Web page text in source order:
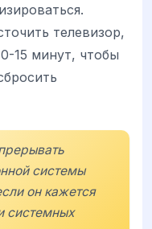
телевизор,
15 минут, чтобы
системы
он кажется
системных